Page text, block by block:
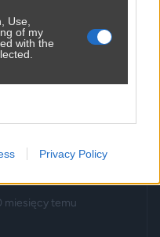
Use,
of my
with the
Privacy Policy
temu